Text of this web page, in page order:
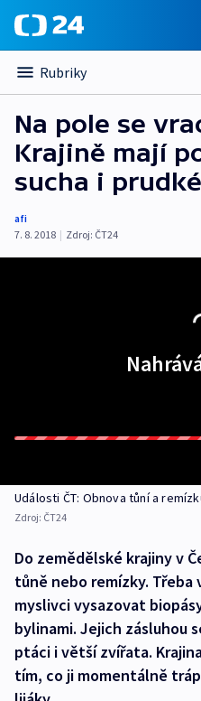
Rubriky
Na pole se
Krajině mají
sucha i
afi
7. 8. 2018 | Zdroj: ČT24
Události ČT: Obnova tůní a
Zdroj: ČT24
Do zemědělské krajiny v
tůně nebo remízky. Třeba
myslivci vysazovat
bylinami. Jejich zásluhou
ptáci i větší zvířata.
tím, co ji momentálně